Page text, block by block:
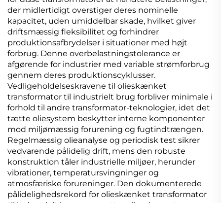
der midlertidigt overstiger deres nominelle
kapacitet, uden umiddelbar skade, hvilket giver
driftsmæssig fleksibilitet og forhindrer
produktionsafbrydelser i situationer med højt
forbrug. Denne overbelastningstolerance er
afgørende for industrier med variable strømforbrug
gennem deres produktionscyklusser.
Vedligeholdelseskravene til olieskænket
transformator til industrielt brug forbliver minimale i
forhold til andre transformator-teknologier, idet det
tætte oliesystem beskytter interne komponenter
mod miljømæssig forurening og fugtindtrængen.
Regelmæssig olieanalyse og periodisk test sikrer
vedvarende pålidelig drift, mens den robuste
konstruktion tåler industrielle miljøer, herunder
vibrationer, temperatursvingninger og
atmosfæriske forureninger. Den dokumenterede
pålidelighedsrekord for olieskænket transformator